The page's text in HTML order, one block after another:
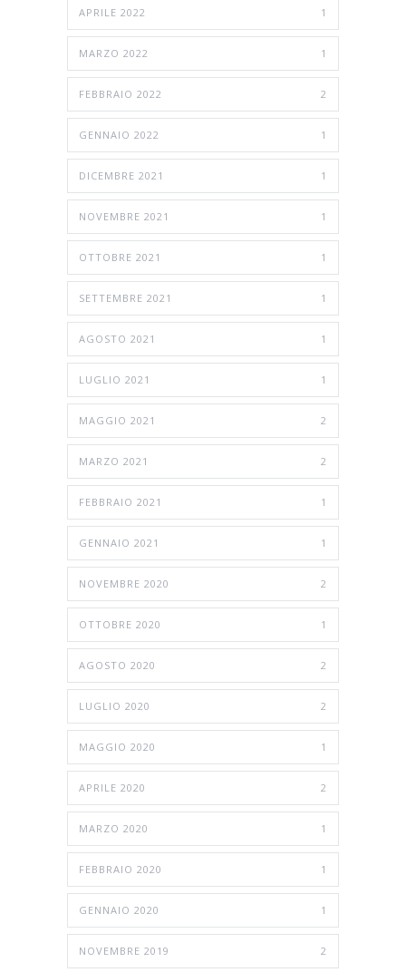
APRILE 2022 1
MARZO 2022 1
FEBBRAIO 2022 2
GENNAIO 2022 1
DICEMBRE 2021 1
NOVEMBRE 2021 1
OTTOBRE 2021 1
SETTEMBRE 2021 1
AGOSTO 2021 1
LUGLIO 2021 1
MAGGIO 2021 2
MARZO 2021 2
FEBBRAIO 2021 1
GENNAIO 2021 1
NOVEMBRE 2020 2
OTTOBRE 2020 1
AGOSTO 2020 2
LUGLIO 2020 2
MAGGIO 2020 1
APRILE 2020 2
MARZO 2020 1
FEBBRAIO 2020 1
GENNAIO 2020 1
NOVEMBRE 2019 2